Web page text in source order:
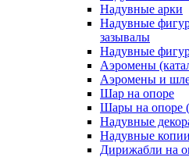
Надувные арки
Надувные
зазывалы
Надувные
Аэромены
Аэромены и
Шар на опоре
Шары на опоре
Надувные
Надувные
Дирижабли на